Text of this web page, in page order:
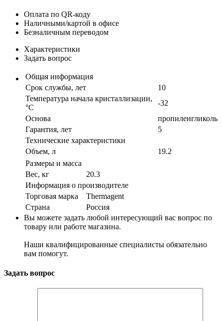
Оплата по QR-коду
Наличными/картой в офисе
Безналичным переводом
Характеристики
Задать вопрос
Общая информация
Срок службы, лет
10
Температура начала кристаллизации,
°С
-32
Основа
пропиленгликоль
Гарантия, лет
5
Технические характеристики
Объем, л
19.2
Размеры и масса
Вес, кг
20.3
Информация о производителе
Торговая марка
Thermagent
Страна
Россия
Вы можете задать любой интересующий вас вопрос по
товару или работе магазина.
Наши квалифицированные специалисты обязательно
вам помогут.
Задать вопрос